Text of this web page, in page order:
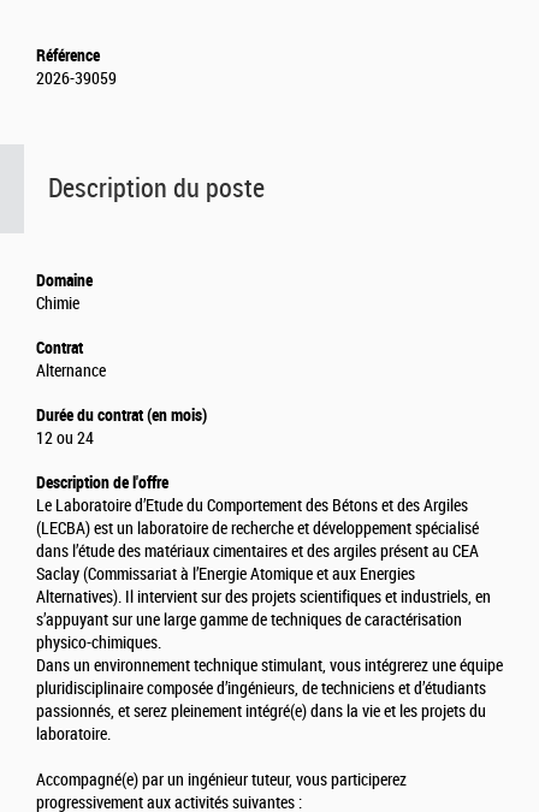
Description du poste
Domaine
Chimie
Contrat
Alternance
Durée du contrat (en mois)
12 ou 24
Description de l'offre
Le Laboratoire d’Etude du Comportement des Bétons et des Argiles
(LECBA) est un laboratoire de recherche et développement spécialisé
dans l’étude des matériaux cimentaires et des argiles présent au CEA
Saclay (Commissariat à l’Energie Atomique et aux Energies
Alternatives). Il intervient sur des projets scientifiques et industriels, en
s’appuyant sur une large gamme de techniques de caractérisation
physico-chimiques.
Dans un environnement technique stimulant, vous intégrerez une équipe
pluridisciplinaire composée d’ingénieurs, de techniciens et d’étudiants
passionnés, et serez pleinement intégré(e) dans la vie et les projets du
laboratoire.
Accompagné(e) par un ingénieur tuteur, vous participerez
progressivement aux activités suivantes :
Référence
2026-39059